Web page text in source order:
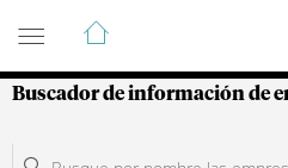
Guía de Empresas
Buscador de información de